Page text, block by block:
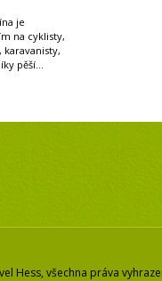
je
na cyklisty,
pěší...
Hess, všechna práva